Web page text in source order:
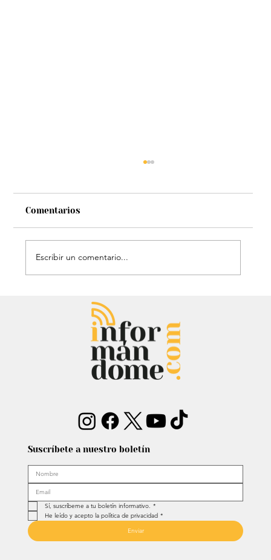
Mauricio Lizcano apuesta por la
ciencia: Anuncia a investigador del
Atlántico como fórmula
vicepresidencial
Comentarios
Escribir un comentario...
Suscríbete a nuestro boletín
Sí, suscríbeme a tu boletín informativo. *
He leído y acepto la política de privacidad *
Enviar